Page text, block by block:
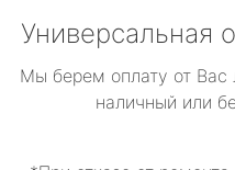
Универсальная
Мы берем оплату от
наличный или